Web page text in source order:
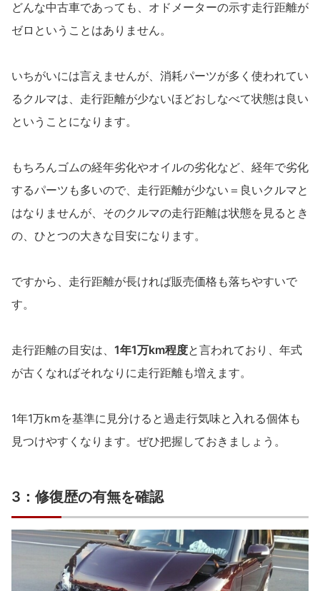
どんな中古車であっても、オドメーターの示す走行距離が
ゼロということはありません。
いちがいには言えませんが、消耗パーツが多く使われてい
るクルマは、走行距離が少ないほどおしなべて状態は良い
ということになります。
もちろんゴムの経年劣化やオイルの劣化など、経年で劣化
するパーツも多いので、走行距離が少ない＝良いクルマと
はなりませんが、そのクルマの走行距離は状態を見るとき
の、ひとつの大きな目安になります。
ですから、走行距離が長ければ販売価格も落ちやすいで
す。
走行距離の目安は、 1年1万km程度と言われており、年式
が古くなればそれなりに走行距離も増えます。
1年1万kmを基準に見分けると過走行気味と入れる個体も
見つけやすくなります。ぜひ把握しておきましょう。
3：修復歴の有無を確認